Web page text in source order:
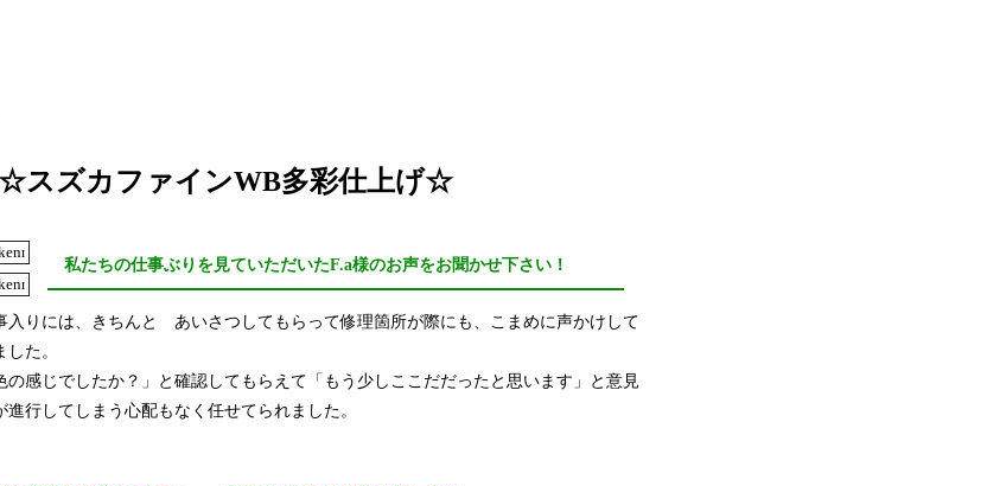
スズカファインWB多彩仕上げ☆
私たちの仕事ぶりを見ていただいたF.a様のお声をお聞かせ下さい！
入りには、きちんと あいさつしてもらって修理箇所が際にも、こまめに声かけして
た。
の感じでしたか？」と確認してもらえて「もう少しここだだったと思います」と意見
行してしまう心配もなく任せてられました。